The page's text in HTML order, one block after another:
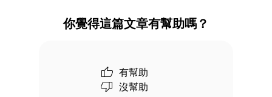
你覺得這篇文章有幫助嗎？
有幫助
沒幫助